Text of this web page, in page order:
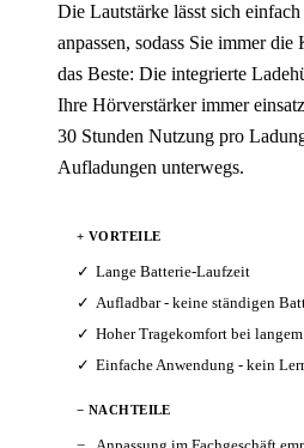
Die Lautstärke lässt sich
anpassen, sodass Sie immer
das Beste: Die integrierte
Ihre Hörverstärker immer
30 Stunden Nutzung pro
Aufladungen unterwegs.
+ VORTEILE
Lange Batterie-Laufzeit
Aufladbar - keine ständigen
Hoher Tragekomfort bei
Einfache Anwendung - kein
− NACHTEILE